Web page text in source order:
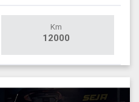
Km
12000